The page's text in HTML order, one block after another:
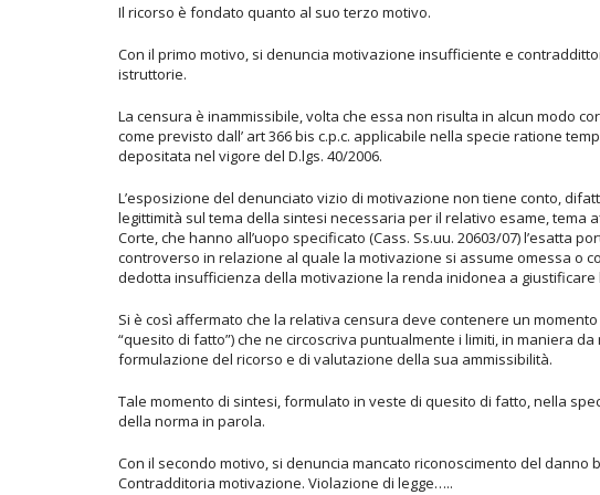
Il ricorso è fondato quanto al suo terzo motivo.
Con il primo motivo, si denuncia motivazione insufficiente e
istruttorie.
La censura è inammissibile, volta che essa non risulta in alcun modo
come previsto dall’ art 366 bis c.p.c. applicabile nella specie ratione
depositata nel vigore del D.lgs. 40/2006.
L’esposizione del denunciato vizio di motivazione non tiene conto,
legittimità sul tema della sintesi necessaria per il relativo esame,
Corte, che hanno all’uopo specificato (Cass. Ss.uu. 20603/07) l’esatta
controverso in relazione al quale la motivazione si assume omessa o
dedotta insufficienza della motivazione la renda inidonea a giustificare
Si è così affermato che la relativa censura deve contenere un
“quesito di fatto”) che ne circoscriva puntualmente i limiti, in maniera
formulazione del ricorso e di valutazione della sua ammissibilità.
Tale momento di sintesi, formulato in veste di quesito di fatto, nella
della norma in parola.
Con il secondo motivo, si denuncia mancato riconoscimento del danno
Contradditoria motivazione. Violazione di legge…..